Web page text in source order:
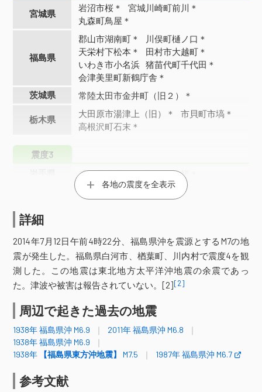
宮城県
岩沼市桜＊
宮城川崎町前川＊
丸森町鳥屋＊
福島県
郡山市湖南町＊
川俣町樋ノ口＊
天栄村下松本＊
田村市大越町＊
いわき市小名浜 猪苗代町千代田＊
会津美里町新鶴庁舎＊
茨城県
常陸太田市金井町（旧２）＊
栃木県
大田原市湯津上（旧）＊
市貝町市塙＊
高根沢町石末＊
震度3
盛岡市薮川＊ 矢巾町南矢幅＊
宮城県
宮城加美町中新田＊
宮城加美町小野田＊
栗原市高清水＊ 登米市中田町
登米市登米町＊ 登米市米山町＊
登米市南方町＊ 登米市迫町＊
宮城美里町木間塚＊
大崎市古川三日町
大崎市松山＊ 大崎市三本木＊
大崎市鹿島台＊ 大崎市田尻（旧）＊
白石市亘理町＊ 仙台空港
名取市増田＊
角田市角田＊
七ヶ宿町関＊ 大河原町新南＊
各地の震度を全表示
詳細
2014年7月12日午前4時22分、福島県沖を震源とするM7の地
震が発生した。福島県白河市、楢葉町、川内村で震度4を観
測した。この地震は東北地方太平洋沖地震の余震であっ
た。津波や被害は報告されていない。[2][2]
周辺で起きた過去の地震
1938年 福島県沖 M6.9
2011年 福島県沖 M6.8
1938年 福島県沖 M6.9
1938年
【福島県東方沖地震】 M7.5 1987年 福島県沖 M6.7
参考文献